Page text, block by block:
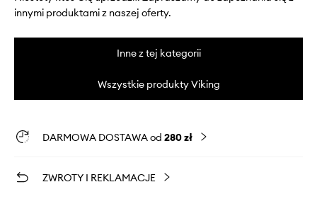
innymi produktami z naszej oferty.
Inne z tej kategorii
Wszystkie produkty Viking
DARMOWA DOSTAWA od 280 zł
ZWROTY I REKLAMACJE